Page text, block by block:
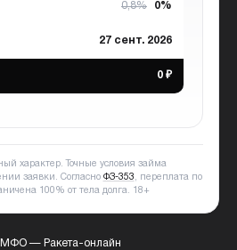
0,8% 0%
27 сент. 2026
0 ₽
характер. Точные условия займа
заявки. Согласно ФЗ-353 , переплата по
100% от тела долга.
18+
МФО — Ракета-онлайн